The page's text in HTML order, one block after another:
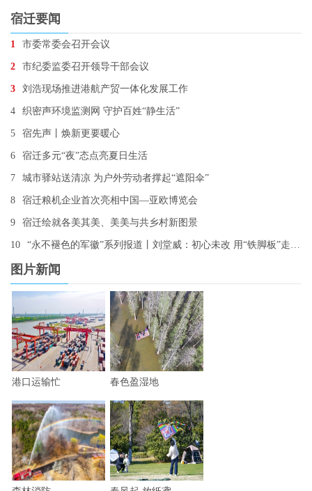
宿迁要闻
1 市委常委会召开会议
2 市纪委监委召开领导干部会议
3 刘浩现场推进港航产贸一体化发展工作
4 织密声环境监测网 守护百姓“静生活”
5 宿先声丨焕新更要暖心
6 宿迁多元“夜”态点亮夏日生活
7 城市驿站送清凉 为户外劳动者撑起“遮阳伞”
8 宿迁粮机企业首次亮相中国—亚欧博览会
9 宿迁绘就各美其美、美美与共乡村新图景
10 “永不褪色的军徽”系列报道丨刘堂威：初心未改 用“铁脚板”走出“平安路”
图片新闻
港口运输忙 春色盈湿地